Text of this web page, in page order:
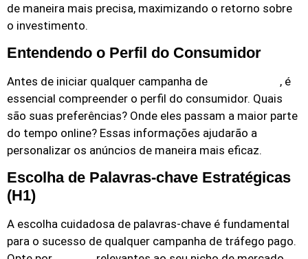
de maneira mais precisa, maximizando o retorno sobre
o investimento.
Entendendo o Perfil do Consumidor
Antes de iniciar qualquer campanha de
, é
essencial compreender o perfil do consumidor. Quais
são suas preferências? Onde eles passam a maior parte
do tempo online? Essas informações ajudarão a
personalizar os anúncios de maneira mais eficaz.
Escolha de Palavras-chave Estratégicas
(H1)
A escolha cuidadosa de palavras-chave é fundamental
para o sucesso de qualquer campanha de tráfego pago.